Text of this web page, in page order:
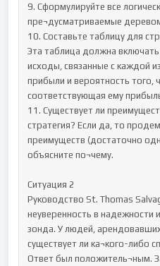
9. Сформулируйте все
пре¬дусматриваемые
10. Составьте таблицу для
Эта таблица должна
исходы, связанные с каждой
прибыли и вероятность того,
соответствующая ему
11. Существует ли
стратегия? Если да, то
преимуществ (достаточно
объясните по¬чему.
Ситуация 2
Руководство St. Thomas
неуверенность в
зонда. У людей,
существует ли ка¬кого-либо
Ответ был положитель¬ным.